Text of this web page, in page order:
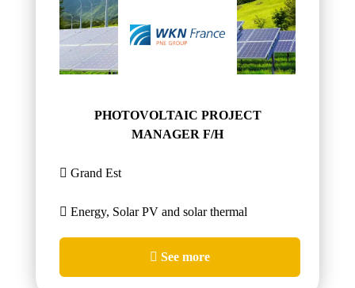
PHOTOVOLTAIC PROJECT
MANAGER F/H
Grand Est
Energy, Solar PV and solar thermal
See more